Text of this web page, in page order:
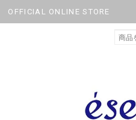
OFFICIAL ONLINE STORE